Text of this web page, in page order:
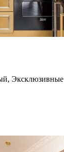
Эксклюзивные